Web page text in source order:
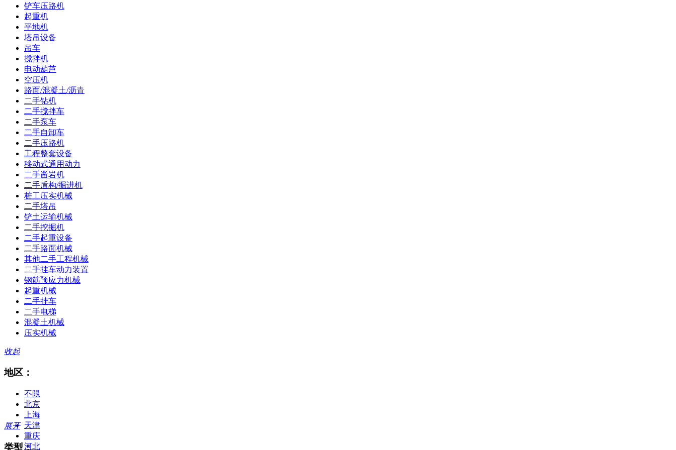
铲车压路机
起重机
平地机
塔吊设备
吊车
搅拌机
电动葫芦
空压机
路面/混凝土/沥青
二手钻机
二手搅拌车
二手泵车
二手自卸车
二手压路机
工程整套设备
移动式通用动力
二手凿岩机
二手盾构/掘进机
桩工压实机械
二手塔吊
铲土运输机械
二手挖掘机
二手起重设备
二手路面机械
其他二手工程机械
二手挂车动力装置
钢筋预应力机械
起重机械
二手挂车
二手电梯
混凝土机械
压实机械
收起
地区：
不限
北京
上海
天津
重庆
河北
展开
类型：